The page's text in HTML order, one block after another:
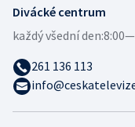
Divácké centrum
každý všední den:
261 136 113